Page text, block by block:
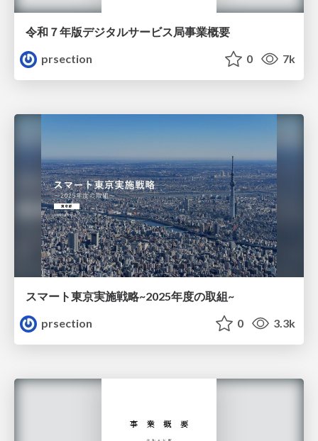
令和７年版デジタルサービス局事業概要
prsection
0 7k
スマート東京実施戦略~2025年度の取組~
prsection
0 3.3k